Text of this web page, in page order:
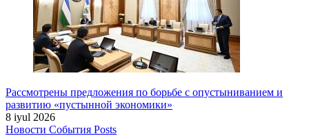
Рассмотрены предложения по борьбе с опустыниванием и
развитию «пустынной экономики»
8 iyul 2026
Новости События Posts